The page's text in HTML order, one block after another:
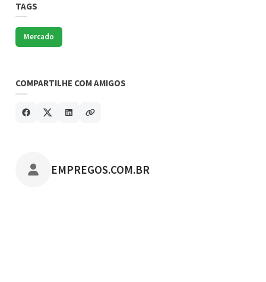
TAGS
Mercado
COMPARTILHE COM AMIGOS
POSTADO POR
EMPREGOS.COM.BR